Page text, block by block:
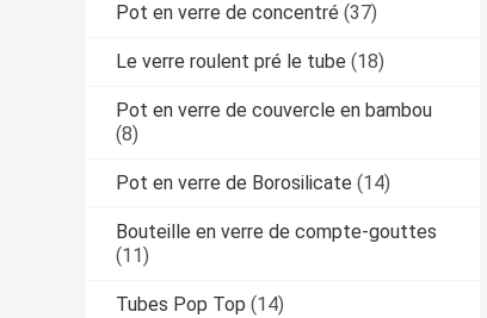
Pot en verre de concentré (37)
Le verre roulent pré le tube (18)
Pot en verre de couvercle en bambou
(8)
Pot en verre de Borosilicate (14)
Bouteille en verre de compte-gouttes
(11)
Tubes Pop Top (14)